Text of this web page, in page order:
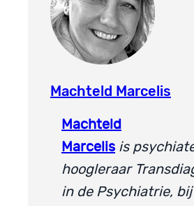
Machteld Marcelis
Machteld
Marcelis is
hoogleraar
in de Psychiatrie, bij